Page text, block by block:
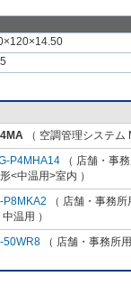
（ 空調管理システム
P4MHA14 （ 店舗・事
<中温用>室内 ）
P8MKA2 （ 店舗・事務
温用 ）
50WR8 （ 店舗・事務所